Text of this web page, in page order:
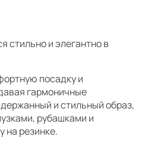
стильно и элегантно в
посадку и
гармоничные
и стильный образ,
рубашками и
на резинке.